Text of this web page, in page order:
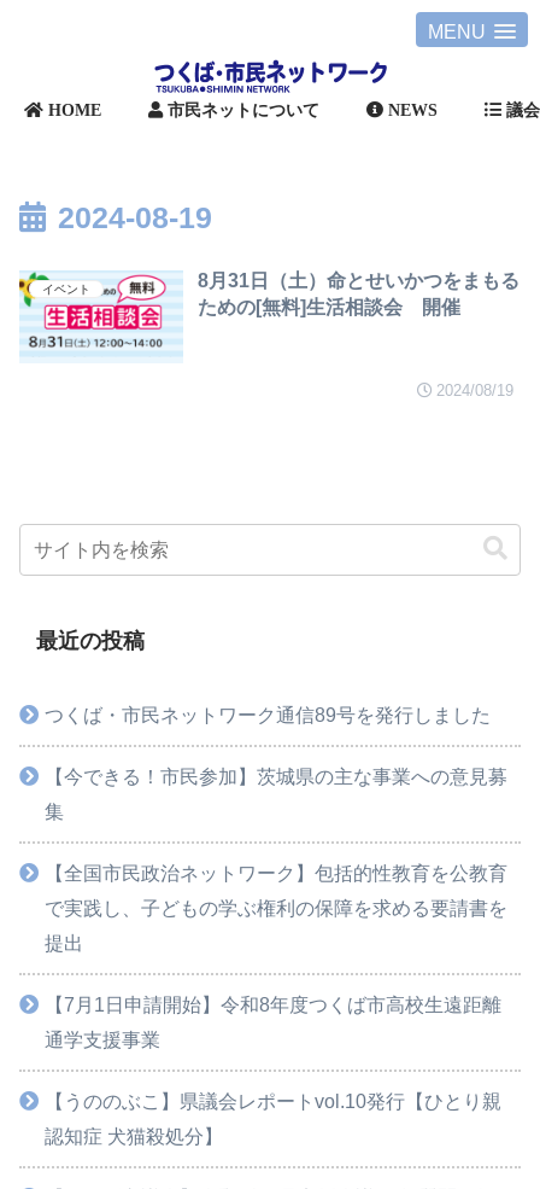
MENU
HOME 市民ネットについて NEWS 議会
2024-08-19
イベント
8月31日（土）命とせいかつをまもる
ための[無料]生活相談会 開催
2024/08/19
最近の投稿
つくば・市民ネットワーク通信89号を発行しました
【今できる！市民参加】茨城県の主な事業への意見募
集
【全国市民政治ネットワーク】包括的性教育を公教育
で実践し、子どもの学ぶ権利の保障を求める要請書を
提出
【7月1日申請開始】令和8年度つくば市高校生遠距離
通学支援事業
【うののぶこ】県議会レポートvol.10発行【ひとり親
認知症 犬猫殺処分】